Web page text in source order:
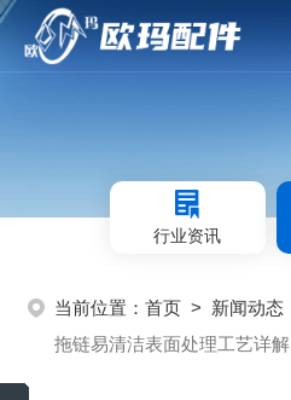
行业资讯
当前位置： 首页 > 新闻动态
拖链易清洁表面处理工艺详解